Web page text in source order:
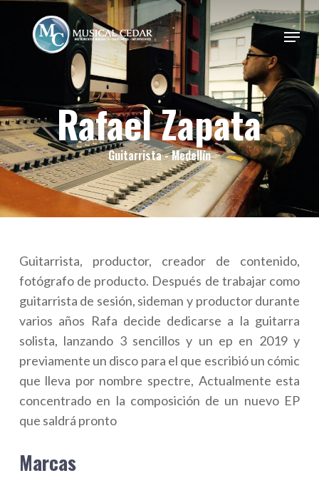
Menu
Rafael Zapata
Guitarrista - Medellín
Guitarrista, productor, creador de contenido,
fotógrafo de producto. Después de trabajar como
guitarrista de sesión, sideman y productor durante
varios años Rafa decide dedicarse a la guitarra
solista, lanzando 3 sencillos y un ep en 2019 y
previamente un disco para el que escribió un cómic
que lleva por nombre spectre, Actualmente esta
concentrado en la composición de un nuevo EP
que saldrá pronto
Marcas
Close
Menu